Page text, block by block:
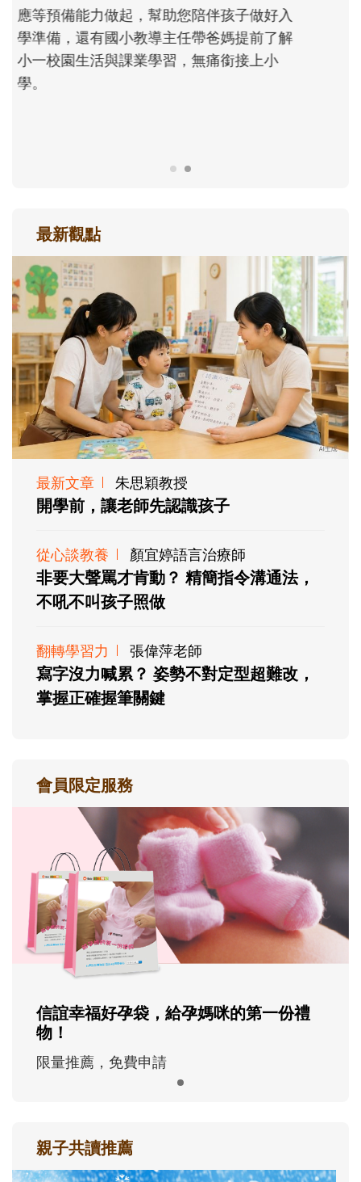
次「前所未有」的體驗中，跟著孩子一起長
大。從給予安全感的肢體遊戲，到獨立自
主、角色認同及解決問題的能力養成。爸爸
最新觀點
最新文章 朱思穎教授
開學前，讓老師先認識孩子
從心談教養 顏宜婷語言治療師
非要大聲罵才肯動？ 精簡指令溝通法，
不吼不叫孩子照做
翻轉學習力 張偉萍老師
寫字沒力喊累？ 姿勢不對定型超難改，
掌握正確握筆關鍵
會員限定服務
信誼幸福好孕袋，給孕媽咪的第一份禮
物！
限量推薦，免費申請
親子共讀推薦